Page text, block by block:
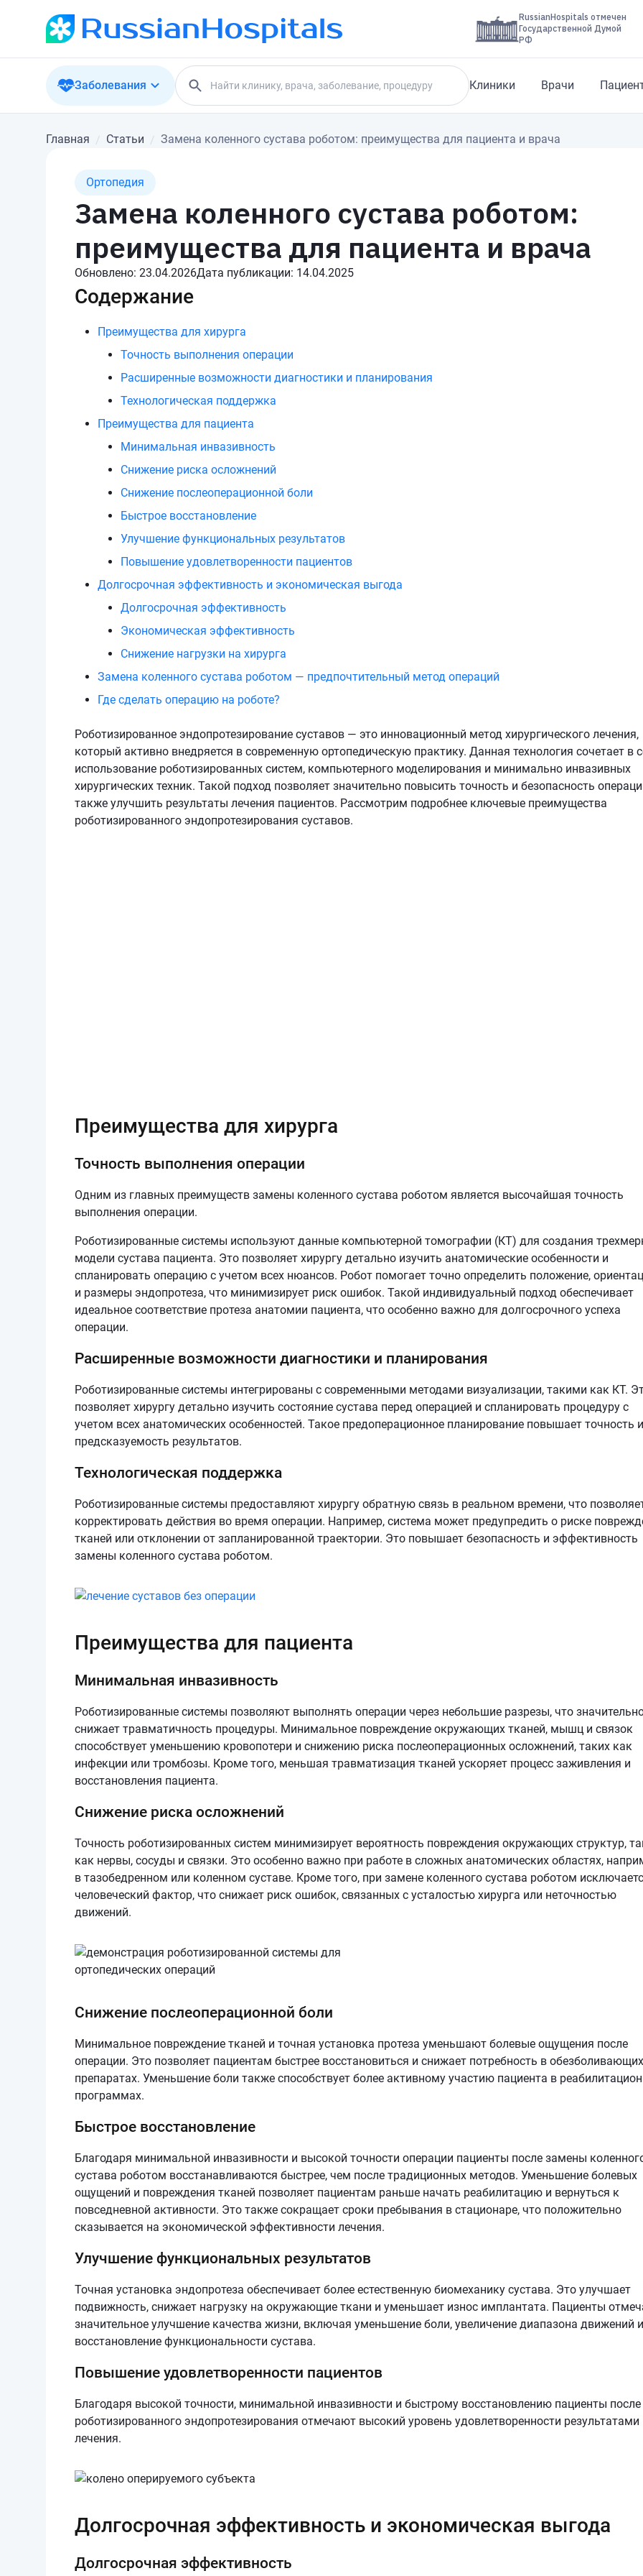
RussianHospitals отмечен
Государственной Думой
РФ
Заболевания Клиники Врачи
Главная Статьи Замена коленного сустава роботом: преимущества для пациента и врача
Ортопедия
Замена коленного сустава роботом:
преимущества для пациента и врача
Обновлено: 23.04.2026Дата публикации: 14.04.2025
Содержание
Преимущества для хирурга
Точность выполнения операции
Расширенные возможности диагностики и планирования
Технологическая поддержка
Преимущества для пациента
Минимальная инвазивность
Снижение риска осложнений
Снижение послеоперационной боли
Быстрое восстановление
Улучшение функциональных результатов
Повышение удовлетворенности пациентов
Долгосрочная эффективность и экономическая выгода
Долгосрочная эффективность
Экономическая эффективность
Снижение нагрузки на хирурга
Замена коленного сустава роботом — предпочтительный метод операций
Где сделать операцию на роботе?
Роботизированное эндопротезирование суставов — это инновационный метод хирургического лечения,
который активно внедряется в современную ортопедическую практику. Данная технология сочетает в
использование роботизированных систем, компьютерного моделирования и минимально инвазивных
хирургических техник. Такой подход позволяет значительно повысить точность и безопасность
также улучшить результаты лечения пациентов. Рассмотрим подробнее ключевые преимущества
роботизированного эндопротезирования суставов.
Преимущества для хирурга
Точность выполнения операции
Одним из главных преимуществ замены коленного сустава роботом является высочайшая точность
выполнения операции.
Роботизированные системы используют данные компьютерной томографии (КТ) для создания
модели сустава пациента. Это позволяет хирургу детально изучить анатомические особенности и
спланировать операцию с учетом всех нюансов. Робот помогает точно определить положение,
и размеры эндопротеза, что минимизирует риск ошибок. Такой индивидуальный подход обеспечивает
идеальное соответствие протеза анатомии пациента, что особенно важно для долгосрочного успеха
операции.
Расширенные возможности диагностики и планирования
Роботизированные системы интегрированы с современными методами визуализации, такими как КТ.
позволяет хирургу детально изучить состояние сустава перед операцией и спланировать процедуру с
учетом всех анатомических особенностей. Такое предоперационное планирование повышает точность и
предсказуемость результатов.
Технологическая поддержка
Роботизированные системы предоставляют хирургу обратную связь в реальном времени, что
корректировать действия во время операции. Например, система может предупредить о риске
тканей или отклонении от запланированной траектории. Это повышает безопасность и эффективность
замены коленного сустава роботом.
Преимущества для пациента
Минимальная инвазивность
Роботизированные системы позволяют выполнять операции через небольшие разрезы, что
снижает травматичность процедуры. Минимальное повреждение окружающих тканей, мышц и связок
способствует уменьшению кровопотери и снижению риска послеоперационных осложнений, таких как
инфекции или тромбозы. Кроме того, меньшая травматизация тканей ускоряет процесс заживления и
восстановления пациента.
Снижение риска осложнений
Точность роботизированных систем минимизирует вероятность повреждения окружающих структур,
как нервы, сосуды и связки. Это особенно важно при работе в сложных анатомических областях,
в тазобедренном или коленном суставе. Кроме того, при замене коленного сустава роботом
человеческий фактор, что снижает риск ошибок, связанных с усталостью хирурга или неточностью
движений.
Снижение послеоперационной боли
Минимальное повреждение тканей и точная установка протеза уменьшают болевые ощущения после
операции. Это позволяет пациентам быстрее восстановиться и снижает потребность в обезболивающих
препаратах. Уменьшение боли также способствует более активному участию пациента в
программах.
Быстрое восстановление
Благодаря минимальной инвазивности и высокой точности операции пациенты после замены
сустава роботом восстанавливаются быстрее, чем после традиционных методов. Уменьшение болевых
ощущений и повреждения тканей позволяет пациентам раньше начать реабилитацию и вернуться к
повседневной активности. Это также сокращает сроки пребывания в стационаре, что положительно
сказывается на экономической эффективности лечения.
Улучшение функциональных результатов
Точная установка эндопротеза обеспечивает более естественную биомеханику сустава. Это улучшает
подвижность, снижает нагрузку на окружающие ткани и уменьшает износ имплантата. Пациенты
значительное улучшение качества жизни, включая уменьшение боли, увеличение диапазона движений и
восстановление функциональности сустава.
Повышение удовлетворенности пациентов
Благодаря высокой точности, минимальной инвазивности и быстрому восстановлению пациенты после
роботизированного эндопротезирования отмечают высокий уровень удовлетворенности результатами
лечения.
Долгосрочная эффективность и экономическая выгода
Долгосрочная эффективность